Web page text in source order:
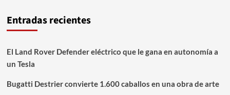
Entradas recientes
El Land Rover Defender eléctrico que le gana en autonomía a
un Tesla
Bugatti Destrier convierte 1.600 caballos en una obra de arte